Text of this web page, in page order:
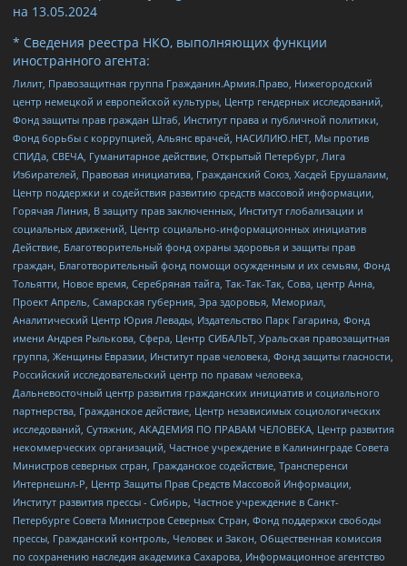
на 13.05.2024
* Сведения реестра НКО, выполняющих функции
иностранного агента:
Лилит, Правозащитная группа Гражданин.Армия.Право, Нижегородский
центр немецкой и европейской культуры, Центр гендерных исследований,
Фонд защиты прав граждан Штаб, Институт права и публичной политики,
Фонд борьбы с коррупцией, Альянс врачей, НАСИЛИЮ.НЕТ, Мы против
СПИДа, СВЕЧА, Гуманитарное действие, Открытый Петербург, Лига
Избирателей, Правовая инициатива, Гражданский Союз, Хасдей Ерушалаим,
Центр поддержки и содействия развитию средств массовой информации,
Горячая Линия, В защиту прав заключенных, Институт глобализации и
социальных движений, Центр социально-информационных инициатив
Действие, Благотворительный фонд охраны здоровья и защиты прав
граждан, Благотворительный фонд помощи осужденным и их семьям, Фонд
Тольятти, Новое время, Серебряная тайга, Так-Так-Так, Сова, центр Анна,
Проект Апрель, Самарская губерния, Эра здоровья, Мемориал,
Аналитический Центр Юрия Левады, Издательство Парк Гагарина, Фонд
имени Андрея Рылькова, Сфера, Центр СИБАЛЬТ, Уральская правозащитная
группа, Женщины Евразии, Институт прав человека, Фонд защиты гласности,
Российский исследовательский центр по правам человека,
Дальневосточный центр развития гражданских инициатив и социального
партнерства, Гражданское действие, Центр независимых социологических
исследований, Сутяжник, АКАДЕМИЯ ПО ПРАВАМ ЧЕЛОВЕКА, Центр развития
некоммерческих организаций, Частное учреждение в Калининграде Совета
Министров северных стран, Гражданское содействие, Трансперенси
Интернешнл-Р, Центр Защиты Прав Средств Массовой Информации,
Институт развития прессы - Сибирь, Частное учреждение в Санкт-
Петербурге Совета Министров Северных Стран, Фонд поддержки свободы
прессы, Гражданский контроль, Человек и Закон, Общественная комиссия
по сохранению наследия академика Сахарова, Информационное агентство